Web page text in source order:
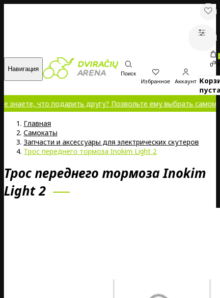
Навигация
Поиск
Избранное Аккаунт
0
000
что подарить другу? Позвольте ему выбрать самому!
Главная
Самокаты
Запчасти и аксессуары для электрических скутеров
Трос переднего тормоза Inokim Light 2
Трос переднего тормоза Inokim
Light 2